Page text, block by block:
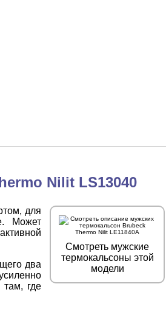
Nilit LS13040
Смотреть мужские
термокальсоны этой
модели
для
Может
два
где